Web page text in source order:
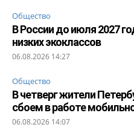
Общество
В России до июля 2027
низких экоклассов
06.08.2026 14:27
Общество
В четверг жители
сбоем в работе
06.08.2026 14:07